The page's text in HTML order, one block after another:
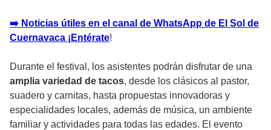
➡️ Noticias útiles en el canal de WhatsApp de El Sol de
Cuernavaca ¡Entérate!
Durante el festival, los asistentes podrán disfrutar de una
amplia variedad de tacos, desde los clásicos al pastor,
suadero y carnitas, hasta propuestas innovadoras y
especialidades locales, además de música, un ambiente
familiar y actividades para todas las edades. El evento